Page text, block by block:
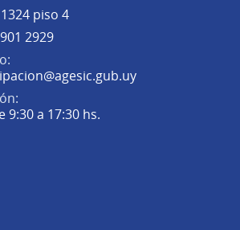
piso 4
2929
(Abrir en una
9:30 a 17:30 hs.
Ciudadana Digital en X
Ciudadana Digital en Facebook
Participación Ciudadana Digital en